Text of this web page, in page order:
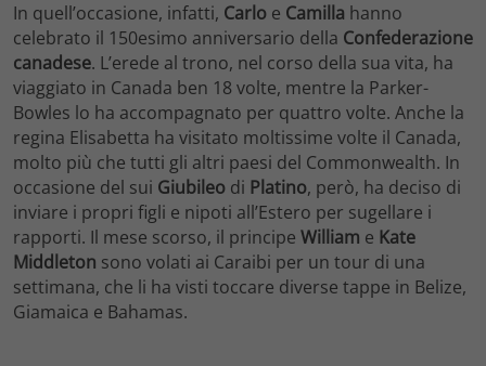
In quell’occasione, infatti, Carlo e Camilla hanno
celebrato il 150esimo anniversario della Confederazione
canadese. L’erede al trono, nel corso della sua vita, ha
viaggiato in Canada ben 18 volte, mentre la Parker-
Bowles lo ha accompagnato per quattro volte. Anche la
regina Elisabetta ha visitato moltissime volte il Canada,
molto più che tutti gli altri paesi del Commonwealth. In
occasione del sui Giubileo di Platino, però, ha deciso di
inviare i propri figli e nipoti all’Estero per sugellare i
rapporti. Il mese scorso, il principe William e Kate
Middleton sono volati ai Caraibi per un tour di una
settimana, che li ha visti toccare diverse tappe in Belize,
Giamaica e Bahamas.